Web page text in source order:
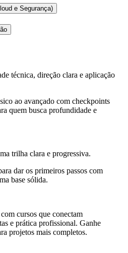
e Segurança)
técnica, direção clara e aplicação
ao avançado com checkpoints
quem busca profundidade e
trilha clara e progressiva.
dar os primeiros passos com
base sólida.
cursos que conectam
e prática profissional. Ganhe
projetos mais completos.